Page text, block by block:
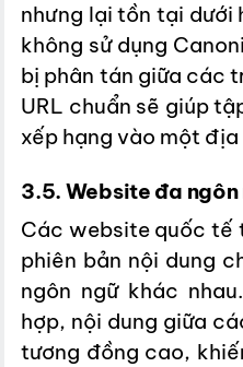
nhưng lại tồn tại dưới
không sử dụng
bị phân tán giữa các
URL chuẩn sẽ giúp
xếp hạng vào một
3.5. Website đa
Các website quốc tế
phiên bản nội dung
ngôn ngữ khác
hợp, nội dung giữa
tương đồng cao,